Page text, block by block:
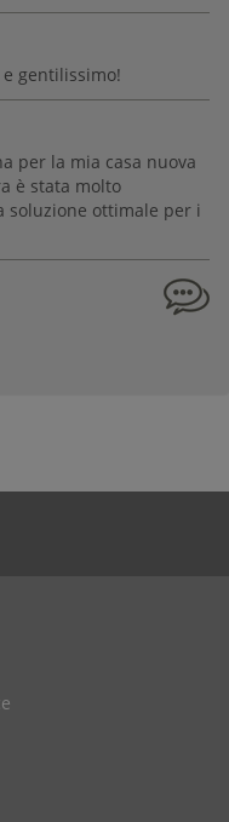
gentilissimo!
per la mia casa nuova
è stata molto
soluzione ottimale per i